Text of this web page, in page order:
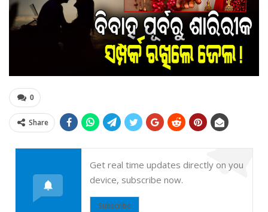
0
Share
Get real time updates directly on you
device, subscribe now.
Subscribe